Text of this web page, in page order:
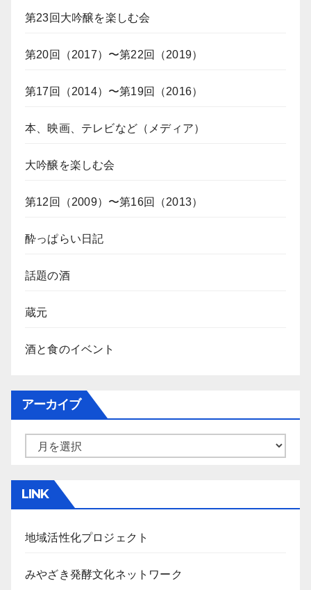
第23回大吟醸を楽しむ会
第20回（2017）〜第22回（2019）
第17回（2014）〜第19回（2016）
本、映画、テレビなど（メディア）
大吟醸を楽しむ会
第12回（2009）〜第16回（2013）
酔っぱらい日記
話題の酒
蔵元
酒と食のイベント
アーカイブ
LINK
地域活性化プロジェクト
みやざき発酵文化ネットワーク